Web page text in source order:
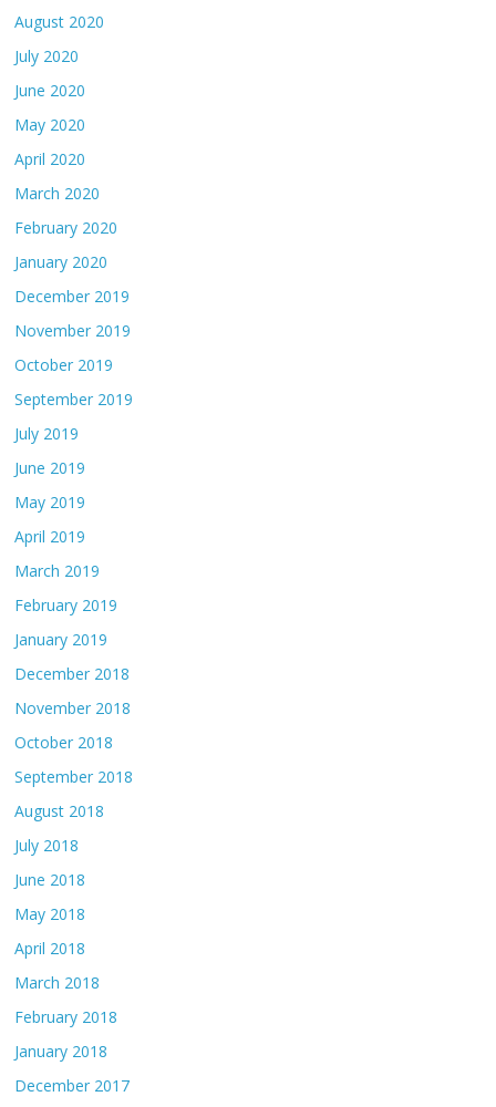
August 2020
July 2020
June 2020
May 2020
April 2020
March 2020
February 2020
January 2020
December 2019
November 2019
October 2019
September 2019
July 2019
June 2019
May 2019
April 2019
March 2019
February 2019
January 2019
December 2018
November 2018
October 2018
September 2018
August 2018
July 2018
June 2018
May 2018
April 2018
March 2018
February 2018
January 2018
December 2017